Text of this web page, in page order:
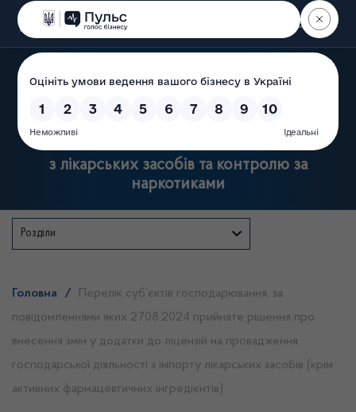
Пошук
Державна служба України
з лікарських засобів та контролю за
наркотиками
Розділи
Головна /
Перелік суб’єктів господарювання, за
повідомленнями яких 27.08.2024 прийняте рішення про
внесення змін у додатки до ліцензій на провадження
господарської діяльності з імпорту лікарських засобів (крім
активних фармацевтичних інгредієнтів)